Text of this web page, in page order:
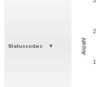
Statuscodes
1
2
Anzahl